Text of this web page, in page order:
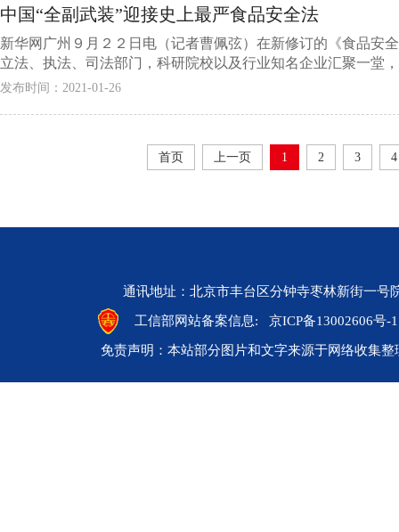
中国“全副武装”迎接史上最严食品安全法
新华网广州９月２２日电（记者曹佩弦）在新修订的《食品安
立法、执法、司法部门，科研院校以及行业知名企业汇聚一堂
发布时间：2021-01-26
首页 上一页 1 2 3 4
通讯地址：北京市丰台区分钟寺枣林新街一
工信部网站备案信息: 京ICP备13002606号-1
免责声明：本站部分图片和文字来源于网络收集